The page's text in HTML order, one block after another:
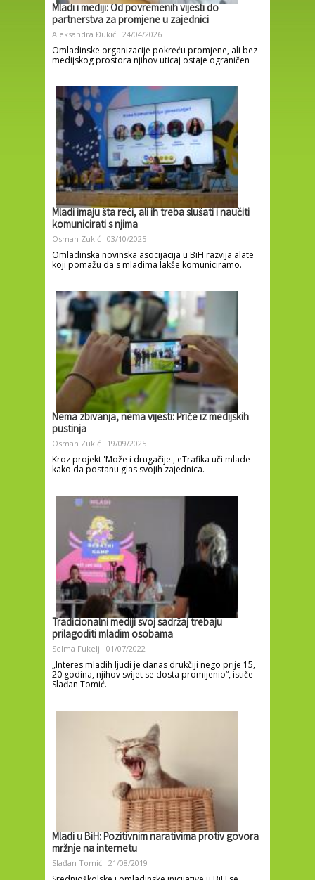
Mladi i mediji: Od povremenih vijesti do
partnerstva za promjene u zajednici
Aleksandra Đukić 24/04/2026
Omladinske organizacije pokreću promjene, ali bez
medijskog prostora njihov uticaj ostaje ograničen
Mladi imaju šta reći, ali ih treba slušati i naučiti
komunicirati s njima
Osman Zukić 03/10/2025
Omladinska novinska asocijacija u BiH razvija alate
koji pomažu da s mladima lakše komuniciramo.
Nema zbivanja, nema vijesti: Priče iz medijskih
pustinja
Osman Zukić 19/09/2025
Kroz projekt 'Može i drugačije', eTrafika uči mlade
kako da postanu glas svojih zajednica.
Tradicionalni mediji svoj sadržaj trebaju
prilagoditi mladim osobama
Selma Fukelj 01/07/2022
„Interes mladih ljudi je danas drukčiji nego prije 15,
20 godina, njihov svijet se dosta promijenio“, ističe
Slađan Tomić.
Mladi u BiH: Pozitivnim narativima protiv govora
mržnje na internetu
Slađan Tomić 21/08/2019